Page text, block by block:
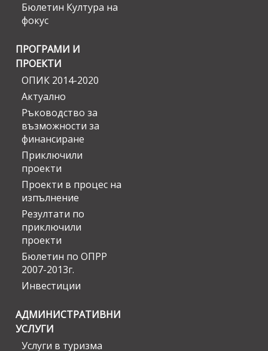
Бюлетин Култура на
фокус
ПРОГРАМИ И
ПРОЕКТИ
ОПИК 2014-2020
Актуално
Ръководство за
възможности за
финансиране
Приключили
проекти
Проекти в процес на
изпълнение
Резултати по
приключили
проекти
Бюлетин по ОПРР
2007-2013г.
Инвестиции
АДМИНИСТРАТИВНИ
УСЛУГИ
Услуги в туризма